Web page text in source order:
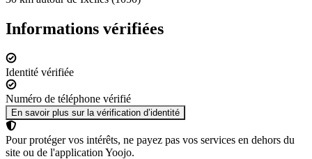
Informations vérifiées
Identité vérifiée
Numéro de téléphone vérifié
En savoir plus sur la vérification d’identité
Pour protéger vos intérêts, ne payez pas vos services en dehors du
site ou de l'application Yoojo.